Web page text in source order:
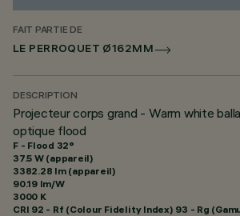
FAIT PARTIE DE
LE PERROQUET Ø162MM
DESCRIPTION
Projecteur corps grand - Warm white
optique flood
F - Flood 32°
37.5 W (appareil)
3382.28 lm (appareil)
90.19 lm/W
3000 K
CRI 92 - Rf (Colour Fidelity Index) 93 - Rg